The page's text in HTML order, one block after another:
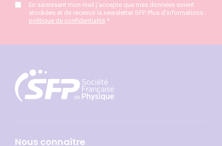
En saisissant mon mail j’accepte que mes données soient
stockées et de recevoir la newsletter SFP. Plus d’informations :
politique de confidentialité *
Nous connaître